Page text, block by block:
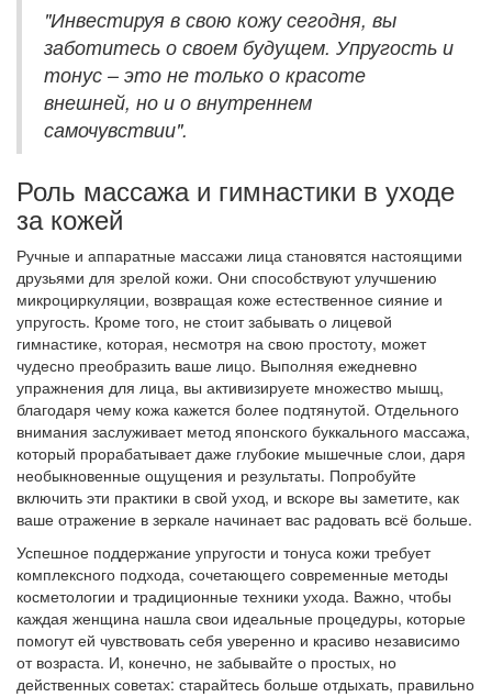
"Инвестируя в свою кожу сегодня, вы
заботитесь о своем будущем. Упругость и
тонус – это не только о красоте
внешней, но и о внутреннем
самочувствии".
Роль массажа и гимнастики в уходе
за кожей
Ручные и аппаратные массажи лица становятся настоящими
друзьями для зрелой кожи. Они способствуют улучшению
микроциркуляции, возвращая коже естественное сияние и
упругость. Кроме того, не стоит забывать о лицевой
гимнастике, которая, несмотря на свою простоту, может
чудесно преобразить ваше лицо. Выполняя ежедневно
упражнения для лица, вы активизируете множество мышц,
благодаря чему кожа кажется более подтянутой. Отдельного
внимания заслуживает метод японского буккального массажа,
который прорабатывает даже глубокие мышечные слои, даря
необыкновенные ощущения и результаты. Попробуйте
включить эти практики в свой уход, и вскоре вы заметите, как
ваше отражение в зеркале начинает вас радовать всё больше.
Успешное поддержание упругости и тонуса кожи требует
комплексного подхода, сочетающего современные методы
косметологии и традиционные техники ухода. Важно, чтобы
каждая женщина нашла свои идеальные процедуры, которые
помогут ей чувствовать себя уверенно и красиво независимо
от возраста. И, конечно, не забывайте о простых, но
действенных советах: старайтесь больше отдыхать, правильно